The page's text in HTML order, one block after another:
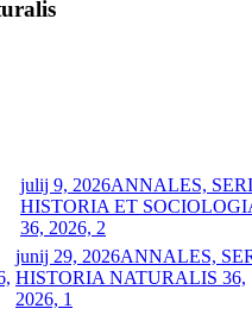
julij 9, 2026ANNALES,
HISTORIA ET
36, 2026, 2
junij 29, 2026ANNALES,
HISTORIA NATURALIS 36,
2026, 1